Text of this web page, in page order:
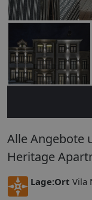
Alle Angebote
Heritage
Lage:Ort Vila